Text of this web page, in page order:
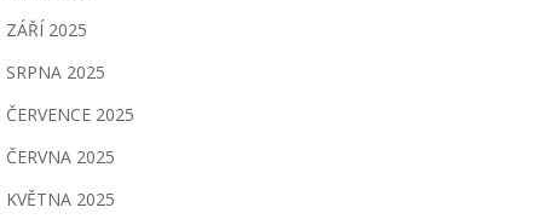
ZÁŘÍ 2025
SRPNA 2025
ČERVENCE 2025
ČERVNA 2025
KVĚTNA 2025